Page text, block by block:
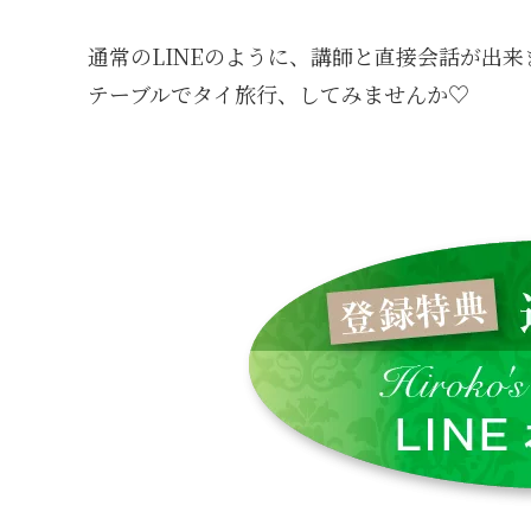
通常のLINEのように、講師と直接会話が出来
テーブルでタイ旅行、してみませんか♡